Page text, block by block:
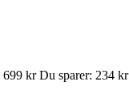
699 kr Du sparer: 234 kr